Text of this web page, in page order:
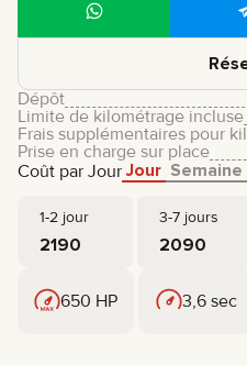
Coût par Jour Jour Semaine
1-2 jour 3-7 jours
2190 2090
Dépôt
Limite de kilométrage incluse
Frais supplémentaires pour
Prise en charge sur place
650 HP 3,6 sec